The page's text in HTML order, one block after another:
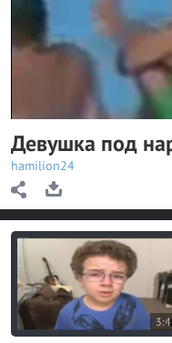
Девушка под
hamilion24